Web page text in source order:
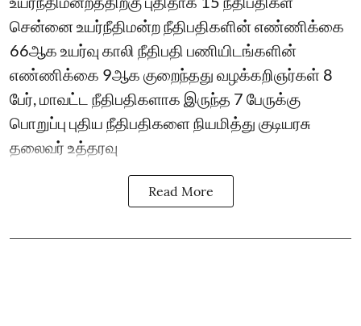
சென்னை உயர்நீதிமன்ற நீதிபதிகளின் எண்ணிக்கை
66ஆக உயர்வு காலி நீதிபதி பணியிடங்களின்
எண்ணிக்கை 9ஆக குறைந்தது வழக்கறிஞர்கள் 8
பேர், மாவட்ட நீதிபதிகளாக இருந்த 7 பேருக்கு
பொறுப்பு புதிய நீதிபதிகளை நியமித்து குடியரசு
தலைவர் உத்தரவு
Read More